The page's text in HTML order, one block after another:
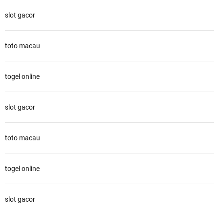
slot gacor
toto macau
togel online
slot gacor
toto macau
togel online
slot gacor